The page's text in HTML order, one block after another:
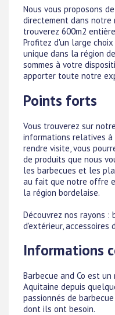
Nous vous proposons
directement dans notre
trouverez 600m2
Profitez d'un large
unique dans la région
sommes à votre
apporter toute notre
Points forts
Vous trouverez sur
informations relatives à
rendre visite, vous
de produits que nous
les barbecues et les
au fait que notre offre
la région bordelaise.
Découvrez nos rayons :
d'extérieur, accessoires
Informations
Barbecue and Co est
Aquitaine depuis
passionnés de
dont ils ont besoin.